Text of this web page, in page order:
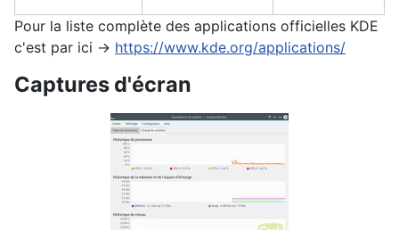
Pour la liste complète des applications officielles KDE
c'est par ici -> https://www.kde.org/applications/
Captures d'écran